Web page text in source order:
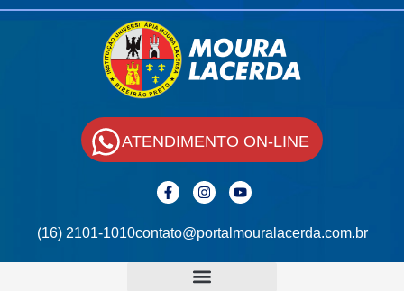
(16) 2101-1010contato@portalmouralacerda.com.br
ATENDIMENTO ON-LINE